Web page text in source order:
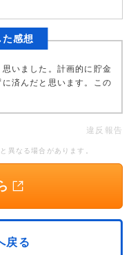
感想
いました。計画的に貯金
済んだと思います。この
違反報告
異なる場合があります。
戻る